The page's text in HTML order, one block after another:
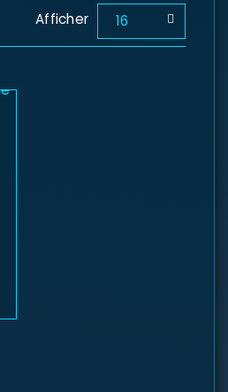
Afficher 16